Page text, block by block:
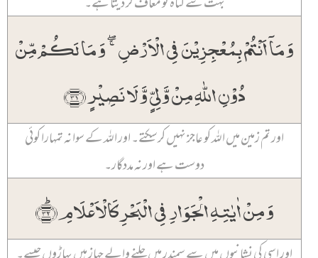
وَ مَاۤ اَنۡتُمۡ بِمُعۡجِزِیۡنَ فِی الۡاَرۡضِ ۚۖ وَ مَا لَکُمۡ مِّنۡ
دُوۡنِ اللّٰہِ مِنۡ وَّلِیٍّ وَّ لَا نَصِیۡرٍ ﴿۳۱﴾
اور تم زمین میں اللہ کو عاجز نہیں کر سکتے۔ اور اللہ کے سوا نہ تمہارا کوئی
دوست ہے اور نہ مددگار۔
وَ مِنۡ اٰیٰتِہِ الۡجَوَارِ فِی الۡبَحۡرِ کَالۡاَعۡلَامِ ﴿ؕ۳۲﴾